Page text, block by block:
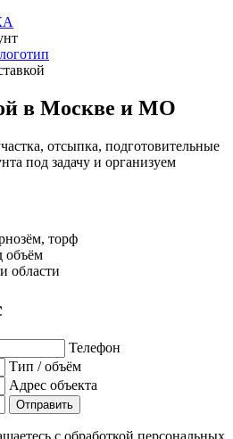
в Москве и МО
отсыпка, подготовительные
под задачу и организуем
торф
объём
области
Телефон
Тип / объём
Адрес объекта
Отправить
с обработкой персональных